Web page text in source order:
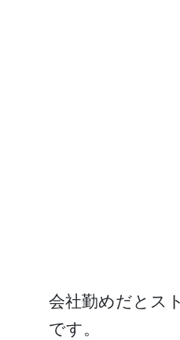
会社勤めだとス
です。